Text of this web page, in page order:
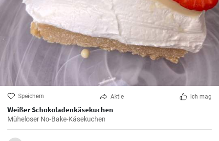
Speichern Aktie Ich mag
Weißer Schokoladenkäsekuchen
Müheloser No-Bake-Käsekuchen